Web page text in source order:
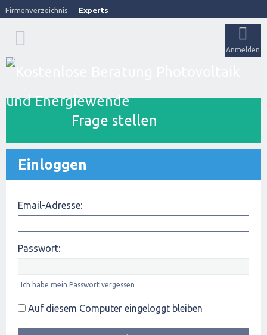
Firmenverzeichnis Experts
Anmelden
Frage stellen
Einloggen
Email-Adresse:
Passwort:
Ich habe mein Passwort vergessen
Auf diesem Computer eingeloggt bleiben